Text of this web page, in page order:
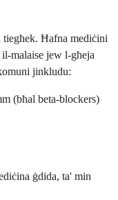
Ħafna mediċini
malaise jew l-għeja
jinkludu:
(bħal beta-blockers)
ġdida, ta' min